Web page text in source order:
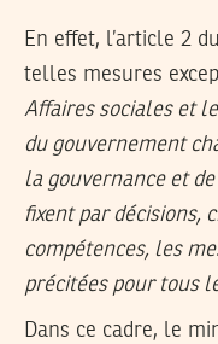
En effet, l’article 2
telles mesures
Affaires sociales et
du gouvernement
la gouvernance et
fixent par décisions,
compétences, les
précitées pour tous
Dans ce cadre, le